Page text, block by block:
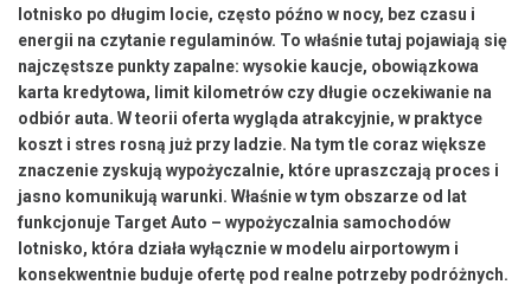
lotnisko po długim locie, często późno w nocy, bez czasu i
energii na czytanie regulaminów. To właśnie tutaj pojawiają się
najczęstsze punkty zapalne: wysokie kaucje, obowiązkowa
karta kredytowa, limit kilometrów czy długie oczekiwanie na
odbiór auta. W teorii oferta wygląda atrakcyjnie, w praktyce
koszt i stres rosną już przy ladzie. Na tym tle coraz większe
znaczenie zyskują wypożyczalnie, które upraszczają proces i
jasno komunikują warunki. Właśnie w tym obszarze od lat
funkcjonuje Target Auto – wypożyczalnia samochodów
lotnisko, która działa wyłącznie w modelu airportowym i
konsekwentnie buduje ofertę pod realne potrzeby podróżnych.